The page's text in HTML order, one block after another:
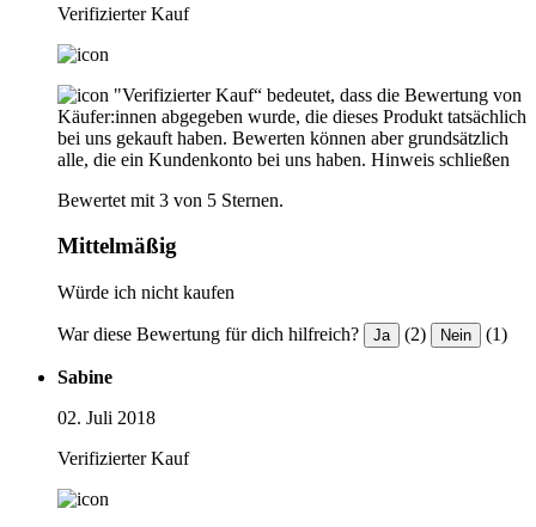
Verifizierter Kauf
"Verifizierter Kauf“ bedeutet, dass die Bewertung von
Käufer:innen abgegeben wurde, die dieses Produkt tatsächlich
bei uns gekauft haben. Bewerten können aber grundsätzlich
alle, die ein Kundenkonto bei uns haben. Hinweis schließen
Bewertet mit 3 von 5 Sternen.
Mittelmäßig
Würde ich nicht kaufen
War diese Bewertung für dich hilfreich? Ja (2) Nein (1)
Sabine
02. Juli 2018
Verifizierter Kauf